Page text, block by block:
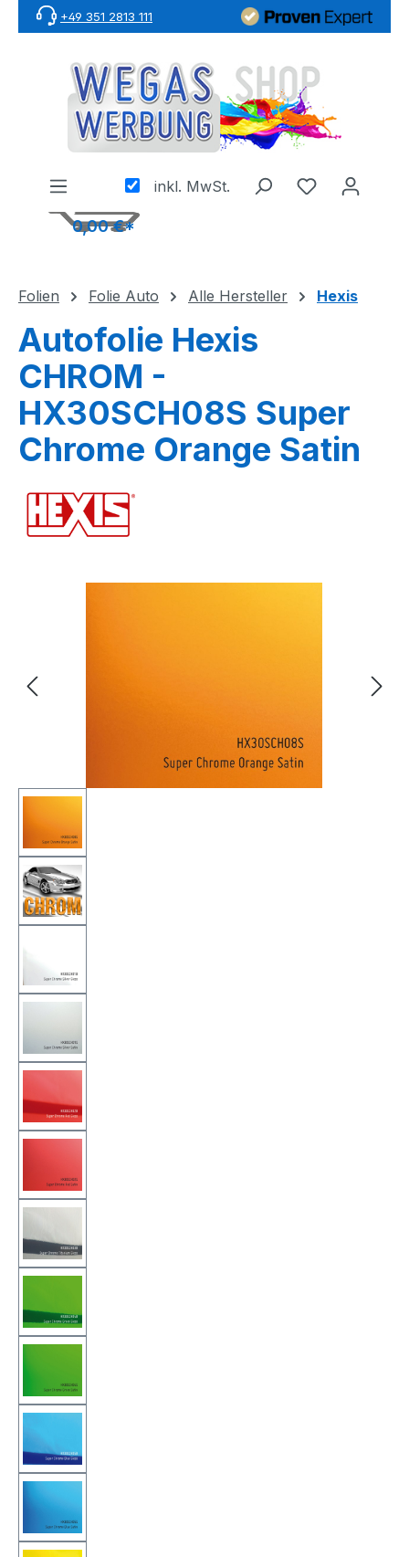
Zum Hauptinhalt springen
+49 351 2813 111
inkl. MwSt.
0,00 €*
Folien Folie Auto Alle Hersteller Hexis
Autofolie Hexis
CHROM -
HX30SCH08S Super
Chrome Orange Satin